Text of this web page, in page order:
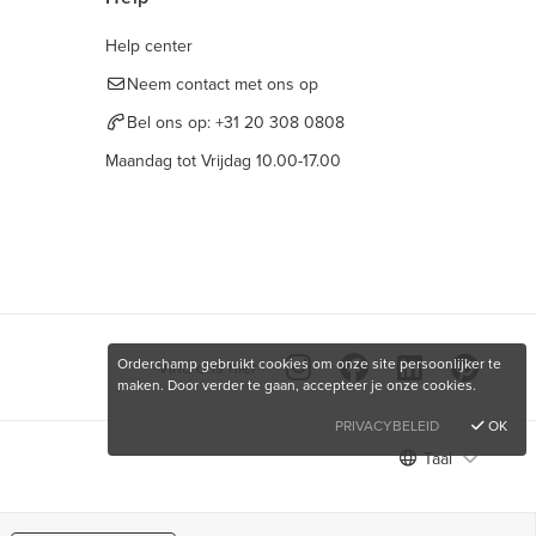
Help center
Neem contact met ons op
Bel ons op: +31 20 308 0808
Maandag tot Vrijdag 10.00-17.00
Vind ons hier
Taal
Orderchamp gebruikt cookies om onze site persoonlijker te
maken. Door verder te gaan, accepteer je onze cookies.
PRIVACYBELEID
OK